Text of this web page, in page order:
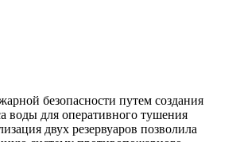
безопасности путем создания
воды для оперативного тушения
двух резервуаров позволила